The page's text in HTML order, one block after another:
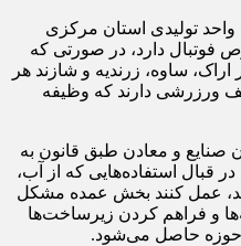
واحد تولیدی استان مرکزی
دارد، در صورتی که
ساوه، زرندیه و شازند هر
ورزرشی دارند که وظیفه
صنایع و معادن طبق قانون به
قبال استفاده‌هایی که از آب،
عمل کنند بخش عمده مشکل
و فراهم کردن زیرساخت‌ها
حوزه حاصل می‌شود.